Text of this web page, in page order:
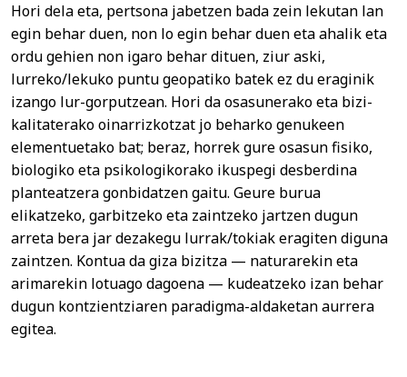
Hori dela eta, pertsona jabetzen bada zein lekutan lan
egin behar duen, non lo egin behar duen eta ahalik eta
ordu gehien non igaro behar dituen, ziur aski,
lurreko/lekuko puntu geopatiko batek ez du eraginik
izango lur-gorputzean. Hori da osasunerako eta bizi-
kalitaterako oinarrizkotzat jo beharko genukeen
elementuetako bat; beraz, horrek gure osasun fisiko,
biologiko eta psikologikorako ikuspegi desberdina
planteatzera gonbidatzen gaitu. Geure burua
elikatzeko, garbitzeko eta zaintzeko jartzen dugun
arreta bera jar dezakegu lurrak/tokiak eragiten diguna
zaintzen. Kontua da giza bizitza — naturarekin eta
arimarekin lotuago dagoena — kudeatzeko izan behar
dugun kontzientziaren paradigma-aldaketan aurrera
egitea.